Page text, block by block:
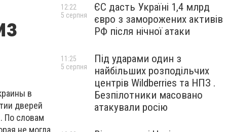
в
дверей
По словам
не могла
ЄС дасть Україні 1,4 млрд
євро з заморожених активів
РФ після нічної атаки
12:22
5 серпня
Під ударами один з
найбільших розподільчих
центрів Wildberries та НПЗ .
Безпілотники масовано
атакували росію
11:25
5 серпня